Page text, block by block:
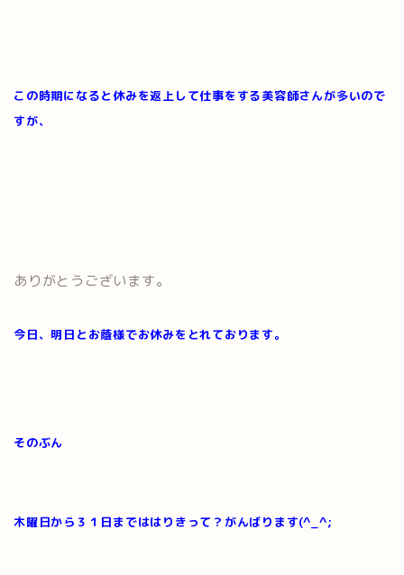
この時期になると休みを返上して仕事をする美容師さんが多いので
すが、
ありがとうございます。
今日、明日とお蔭様でお休みをとれております。
そのぶん
木曜日から３１日までははりきって？がんばります(^_^;